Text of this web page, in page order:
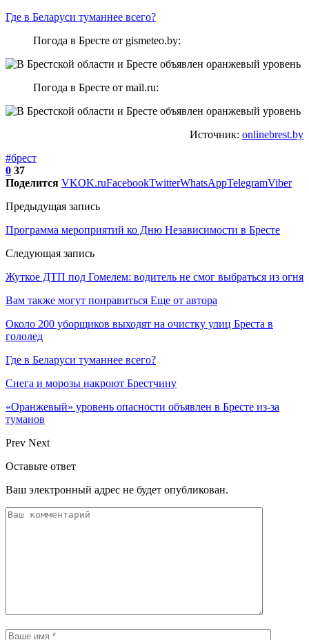
Где в Беларуси туманнее всего?
Погода в Бресте от gismeteo.by:
Погода в Бресте от mail.ru:
Источник: onlinebrest.by
#брест
0 37
Поделится VKOK.ruFacebookTwitterWhatsAppTelegramViber
Предыдущая запись
Программа мероприятий ко Дню Независимости в Бресте
Следующая запись
Жуткое ДТП под Гомелем: водитель не смог выбраться из огня
Вам также могут понравиться Еще от автора
Около 200 уборщиков выходят на очистку улиц Бреста в
гололед
Где в Беларуси туманнее всего?
Снега и морозы накроют Брестчину
«Оранжевый» уровень опасности объявлен в Бресте из-за
туманов
Prev Next
Оставьте ответ
Ваш электронный адрес не будет опубликован.